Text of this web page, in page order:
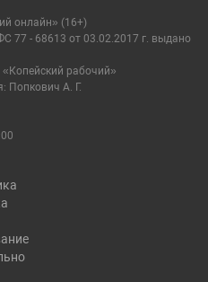
выдворили 32 иностранца,
за угрозу
дороги
в Китай
приём
онлайн» (16+)
77 - 68613 от 03.02.2017 г. выдано
рабочий»
Попкович А. Г.